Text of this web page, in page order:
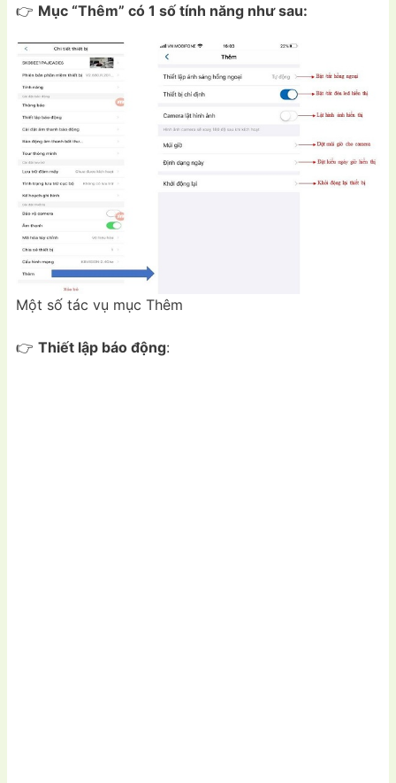
👉 Mục “Thêm” có 1 số tính năng như sau:
Một số tác vụ mục Thêm
👉 Thiết lập báo động: